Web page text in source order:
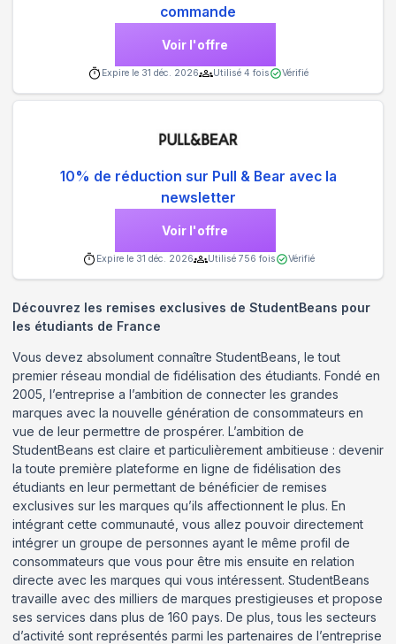
commande
Voir l'offre
Expire le 31 déc. 2026 Utilisé 4 fois Vérifié
10% de réduction sur Pull & Bear avec la
newsletter
Voir l'offre
Expire le 31 déc. 2026 Utilisé 756 fois Vérifié
Découvrez les remises exclusives de StudentBeans pour
les étudiants de France
Vous devez absolument connaître StudentBeans, le tout
premier réseau mondial de fidélisation des étudiants. Fondé en
2005, l’entreprise a l’ambition de connecter les grandes
marques avec la nouvelle génération de consommateurs en
vue de leur permettre de prospérer. L’ambition de
StudentBeans est claire et particulièrement ambitieuse : devenir
la toute première plateforme en ligne de fidélisation des
étudiants en leur permettant de bénéficier de remises
exclusives sur les marques qu’ils affectionnent le plus. En
intégrant cette communauté, vous allez pouvoir directement
intégrer un groupe de personnes ayant le même profil de
consommateurs que vous pour être mis ensuite en relation
directe avec les marques qui vous intéressent. StudentBeans
travaille avec des milliers de marques prestigieuses et propose
ses services dans plus de 160 pays. De plus, tous les secteurs
d’activité sont représentés parmi les partenaires de l’entreprise